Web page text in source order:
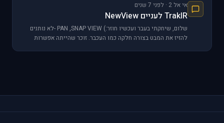
אי אל 2 · לפני 7 שנים
TrakIR לעניים NewView
שלום, שיחקתי בעבר ועכשיו חוזר:) PAN ,SNAP VIEW -לא נותנים
להזיז את המבט בצורה חלקה כמו העכבר. זוכר שהייתה אפשרות